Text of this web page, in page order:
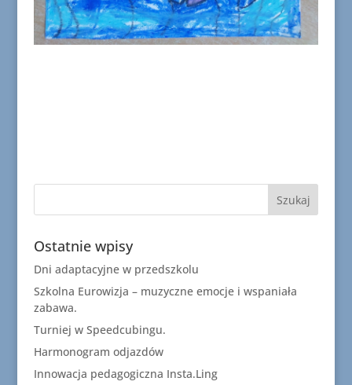
Ostatnie wpisy
Dni adaptacyjne w przedszkolu
Szkolna Eurowizja – muzyczne emocje i wspaniała
zabawa.
Turniej w Speedcubingu.
Harmonogram odjazdów
Innowacja pedagogiczna Insta.Ling